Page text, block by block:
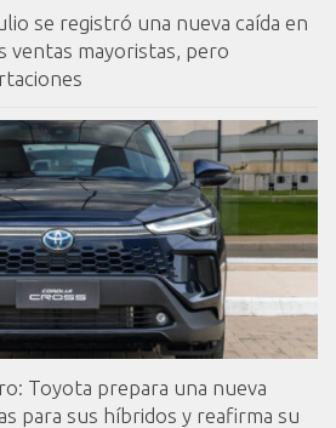
se registró una nueva caída en
ventas mayoristas, pero
Toyota prepara una nueva
para sus híbridos y reafirma su